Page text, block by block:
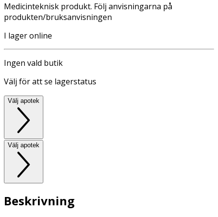
Medicinteknisk produkt. Följ anvisningarna på
produkten/bruksanvisningen
I lager online
Ingen vald butik
Välj för att se lagerstatus
Välj apotek
Välj apotek
Beskrivning